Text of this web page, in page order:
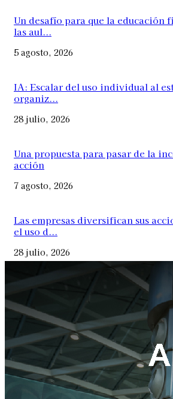
Un desafío para que la educación
las aul...
5 agosto, 2026
IA: Escalar del uso individual al
organiz...
28 julio, 2026
Una propuesta para pasar de la
acción
7 agosto, 2026
Las empresas diversifican sus
el uso d...
28 julio, 2026